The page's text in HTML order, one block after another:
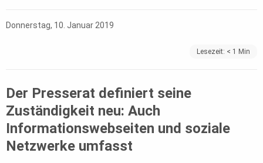
Donnerstag, 10. Januar 2019
Lesezeit: < 1 Min
Der Presserat definiert seine
Zuständigkeit neu: Auch
Informationswebseiten und soziale
Netzwerke umfasst